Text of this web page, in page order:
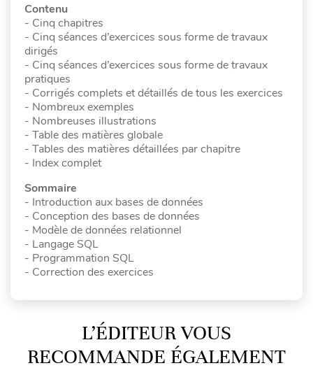
Contenu
- Cinq chapitres
- Cinq séances d’exercices sous forme de travaux
dirigés
- Cinq séances d’exercices sous forme de travaux
pratiques
- Corrigés complets et détaillés de tous les exercices
- Nombreux exemples
- Nombreuses illustrations
- Table des matières globale
- Tables des matières détaillées par chapitre
- Index complet
Sommaire
- Introduction aux bases de données
- Conception des bases de données
- Modèle de données relationnel
- Langage SQL
- Programmation SQL
- Correction des exercices
L’ÉDITEUR VOUS
RECOMMANDE ÉGALEMENT